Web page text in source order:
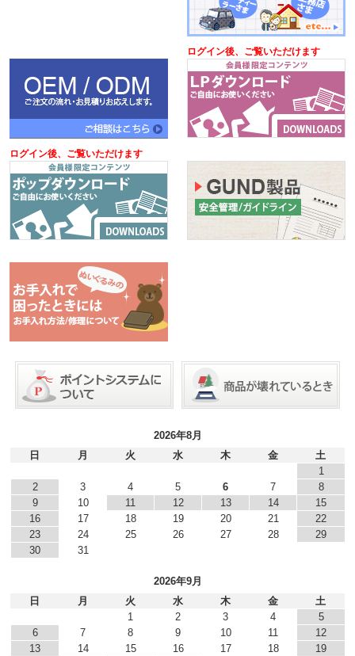
ログイン後、ご覧いただけます
ログイン後、ご覧いただけます
2026年8月
日
月 火 水 木 金
土
1
2
3 4 5 6 7
8
9
10 11 12 13 14
15
16
17 18 19 20 21
22
23
24 25 26 27 28
29
30
31
2026年9月
日
月 火 水 木 金
土
1
2 3 4
5
6
7 8 9 10 11
12
13
14 15 16 17 18
19